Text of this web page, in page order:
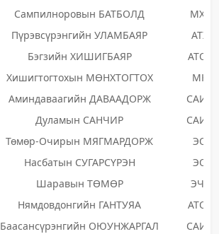
Сампилноровын БАТБОЛД
МХТН
Пүрэвсүрэнгийн УЛАМБАЯР
АТХН
Бэгзийн ХИШИГБАЯР
АТОЗН
Хишигтогтохын МӨНХТОГТОХ
МКН
Аминдаваагийн ДАВААДОРЖ
Дуламын САНЧИР
Төмөр-Очирын МЯГМАРДОРЖ
ЭОН
Насбатын СУГАРСҮРЭН
ЭОН
Шаравын ТӨМӨР
ЭЧХН
Нямдовдонгийн ГАНТУЯА
АТОЗН
Баасансүрэнгийн ОЮУНЖАРГАЛ